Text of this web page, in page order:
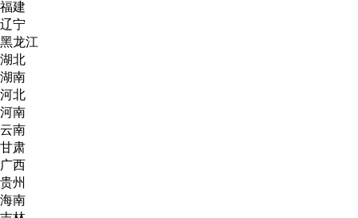
福建
辽宁
黑龙江
湖北
湖南
河北
河南
云南
甘肃
广西
贵州
海南